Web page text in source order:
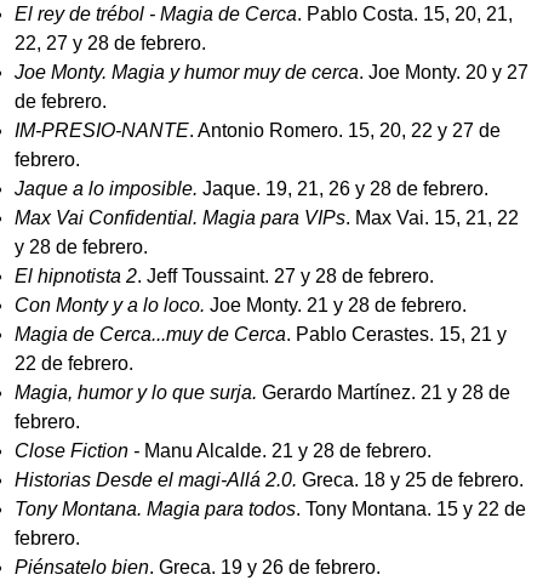
El rey de trébol - Magia de Cerca. Pablo Costa. 15, 20, 21,
22, 27 y 28 de febrero.
Joe Monty. Magia y humor muy de cerca. Joe Monty. 20 y 27
de febrero.
IM-PRESIO-NANTE. Antonio Romero. 15, 20, 22 y 27 de
febrero.
Jaque a lo imposible. Jaque. 19, 21, 26 y 28 de febrero.
Max Vai Confidential. Magia para VIPs. Max Vai. 15, 21, 22
y 28 de febrero.
El hipnotista 2. Jeff Toussaint. 27 y 28 de febrero.
Con Monty y a lo loco. Joe Monty. 21 y 28 de febrero.
Magia de Cerca...muy de Cerca. Pablo Cerastes. 15, 21 y
22 de febrero.
Magia, humor y lo que surja. Gerardo Martínez. 21 y 28 de
febrero.
Close Fiction - Manu Alcalde. 21 y 28 de febrero.
Historias Desde el magi-Allá 2.0. Greca. 18 y 25 de febrero.
Tony Montana. Magia para todos. Tony Montana. 15 y 22 de
febrero.
Piénsatelo bien. Greca. 19 y 26 de febrero.